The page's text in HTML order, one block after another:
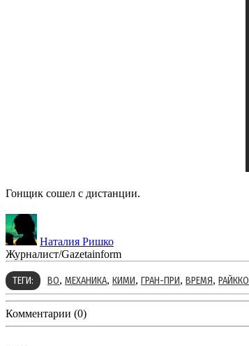
Гонщик сошел с дистанции.
Наталия Ришко
Журналист/Gazetainform
ТЕГИ: ВО, МЕХАНИКА, КИМИ, ГРАН-ПРИ, ВРЕМЯ,
Комментарии (0)